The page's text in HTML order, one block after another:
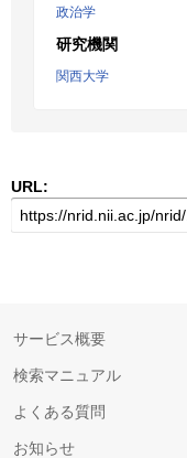
政治学
研究機関
関西大学
URL:
サービス概要
検索マニュアル
よくある質問
お知らせ